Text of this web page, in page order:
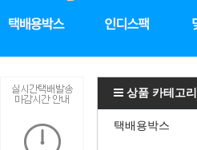
상품 카테고리
택배용박스